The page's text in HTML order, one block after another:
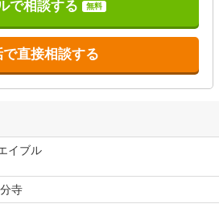
で相談する 無料
で直接相談する
イブル
寺